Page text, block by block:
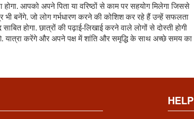
आपको अपने पिता या वरिष्ठों से काम पर सहयोग मिलेगा जिससे
भी बनेंगे. जो लोग गर्भधारण करने की कोशिश कर रहे हैं उन्हें सफलता
होगा. छात्रों की पढ़ाई-लिखाई करने वाले लोगों से दोस्ती होगी
यात्रा करेंगे और अपने पक्ष में शांति और समृद्धि के साथ अच्छे समय का
HELP